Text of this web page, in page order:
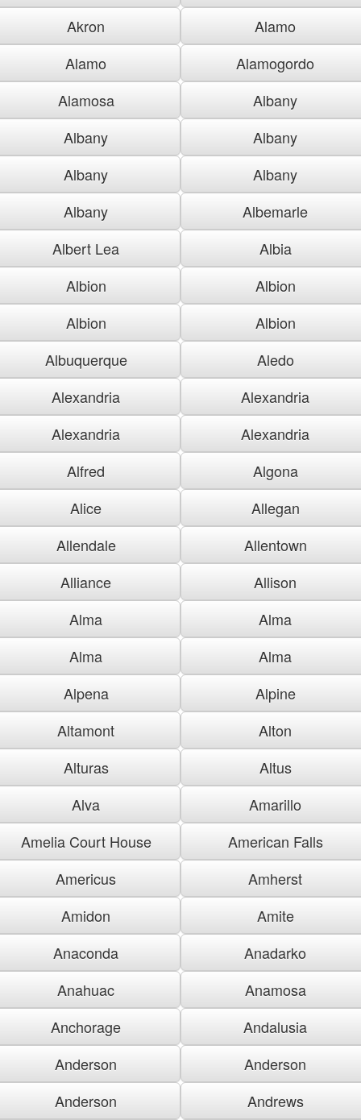
Akron
Alamo
Alamo
Alamogordo
Alamosa
Albany
Albany
Albany
Albany
Albany
Albany
Albemarle
Albert Lea
Albia
Albion
Albion
Albion
Albion
Albuquerque
Aledo
Alexandria
Alexandria
Alexandria
Alexandria
Alfred
Algona
Alice
Allegan
Allendale
Allentown
Alliance
Allison
Alma
Alma
Alma
Alma
Alpena
Alpine
Altamont
Alton
Alturas
Altus
Alva
Amarillo
Amelia Court House
American Falls
Americus
Amherst
Amidon
Amite
Anaconda
Anadarko
Anahuac
Anamosa
Anchorage
Andalusia
Anderson
Anderson
Anderson
Andrews